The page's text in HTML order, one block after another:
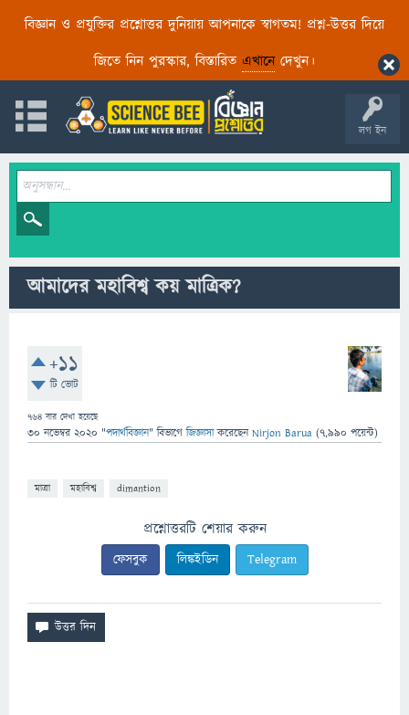
বিজ্ঞান ও প্রযুক্তির প্রশ্নোত্তর দুনিয়ায় আপনাকে স্বাগতম! প্রশ্ন-উত্তর দিয়ে
জিতে নিন পুরস্কার, বিস্তারিত এখানেদেখুন।
লগ ইন
আমাদের মহাবিশ্ব কয় মাত্রিক?
+11
টি ভোট
764 বার দেখা হয়েছে
30 নভেম্বর 2020 "পদার্থবিজ্ঞান" বিভাগে জিজ্ঞাসাকরেছেনNirjon Barua (7,990 পয়েন্ট)
মাত্রা মহাবিশ্ব dimantion
প্রশ্নোত্তরটি শেয়ার করুন
ফেসবুক লিঙ্কইডিন Telegram